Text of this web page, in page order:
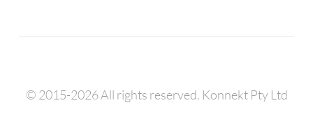
© 2015-2026 All rights reserved. Konnekt Pty Ltd